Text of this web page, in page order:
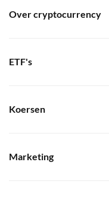
Over cryptocurrency
ETF's
Koersen
Marketing